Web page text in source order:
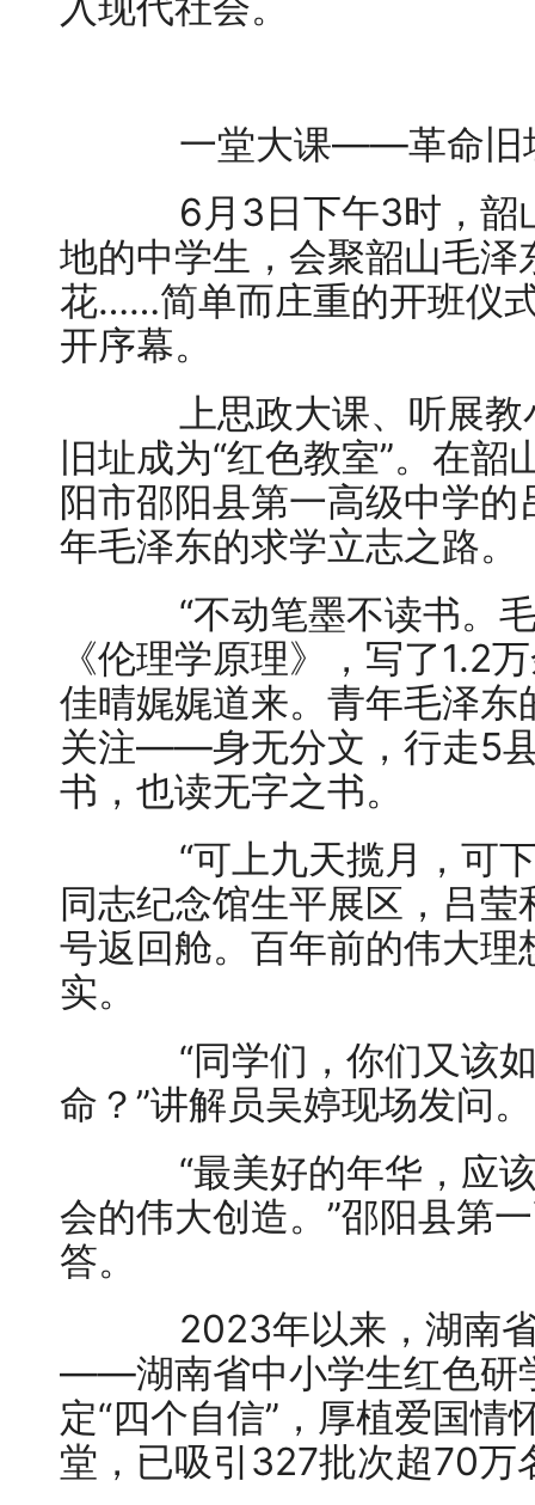
一堂大课——革命旧址
6月3日下午3时，韶
地的中学生，会聚韶山毛
花……简单而庄重的开班仪
开序幕。
上思政大课、听展教
旧址成为“红色教室”。在
阳市邵阳县第一高级中学
年毛泽东的求学立志之路。
“不动笔墨不读书。毛
《伦理学原理》，写了1.2
佳晴娓娓道来。青年毛泽东
关注——身无分文，行走5
书，也读无字之书。
“可上九天揽月，可下
同志纪念馆生平展区，吕
号返回舱。百年前的伟大
实。
“同学们，你们又该如
命？”讲解员吴婷现场发问。
“最美好的年华，应该
会的伟大创造。”邵阳县第
答。
2023年以来，湖南省
——湖南省中小学生红色研
定“四个自信”，厚植爱国情
堂，已吸引327批次超70万